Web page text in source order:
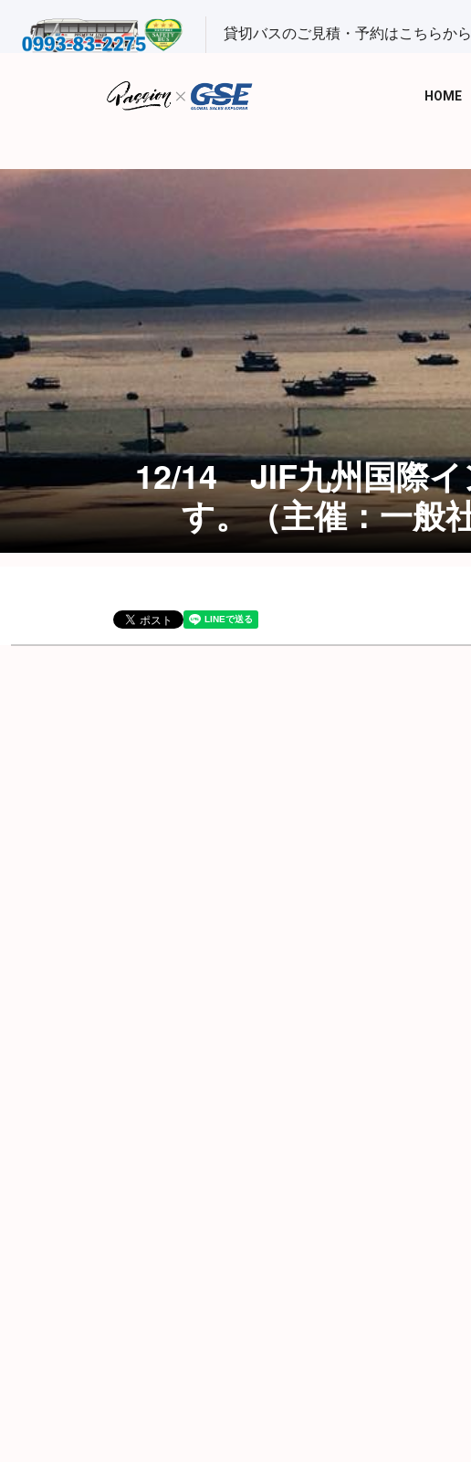
貸切バスのご見積・予約はこちらから
HOME
12/14 JIF九州国際イ
す。（主催：一般